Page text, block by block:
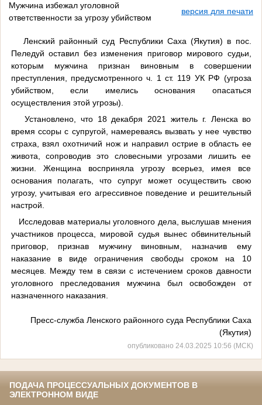
Мужчина избежал уголовной
ответственности за угрозу убийством
версия для печати
Ленский районный суд Республики Саха (Якутия) в пос.
Пеледуй оставил без изменения приговор мирового судьи,
которым мужчина признан виновным в совершении
преступления, предусмотренного ч. 1 ст. 119 УК РФ (угроза
убийством, если имелись основания опасаться
осуществления этой угрозы).
Установлено, что 18 декабря 2021 житель г. Ленска во
время ссоры с супругой, намереваясь вызвать у нее чувство
страха, взял охотничий нож и направил острие в область ее
живота, сопроводив это словесными угрозами лишить ее
жизни. Женщина восприняла угрозу всерьез, имея все
основания полагать, что супруг может осуществить свою
угрозу, учитывая его агрессивное поведение и решительный
настрой.
Исследовав материалы уголовного дела, выслушав мнения
участников процесса, мировой судья вынес обвинительный
приговор, признав мужчину виновным, назначив ему
наказание в виде ограничения свободы сроком на 10
месяцев. Между тем в связи с истечением сроков давности
уголовного преследования мужчина был освобожден от
назначенного наказания.
Пресс-служба Ленского районного суда Республики Саха
(Якутия)
опубликовано 24.03.2025 10:56 (МСК)
ПОДАЧА ПРОЦЕССУАЛЬНЫХ ДОКУМЕНТОВ В
ЭЛЕКТРОННОМ ВИДЕ